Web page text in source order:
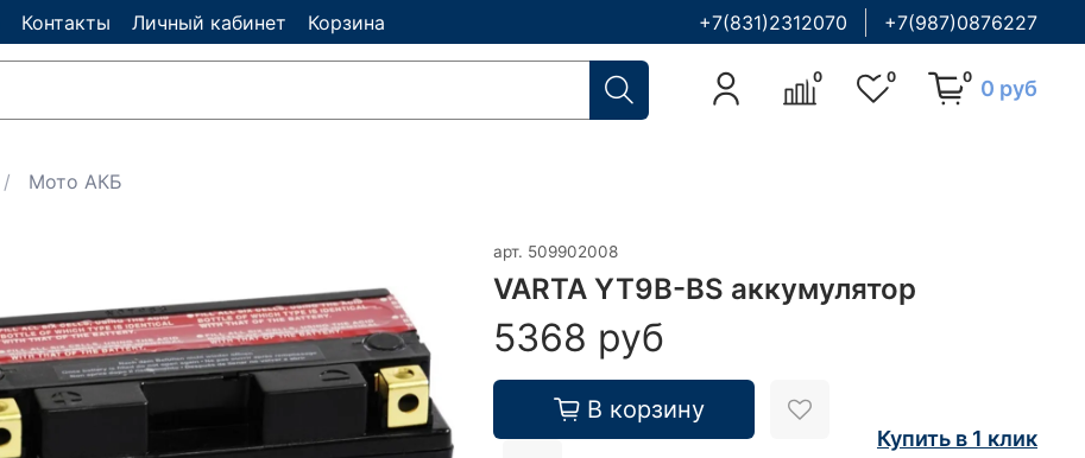
Контакты Личный кабинет Корзина +7(831)2312070 +7(987)0876227
0 0 0 0 руб
Мото АКБ
арт. 509902008
VARTA YT9B-BS аккумулятор
5368 руб
В корзину
Купить в 1 клик